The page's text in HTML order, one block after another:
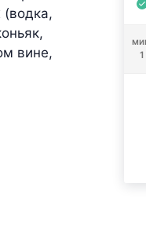
(водка,
вине,
1